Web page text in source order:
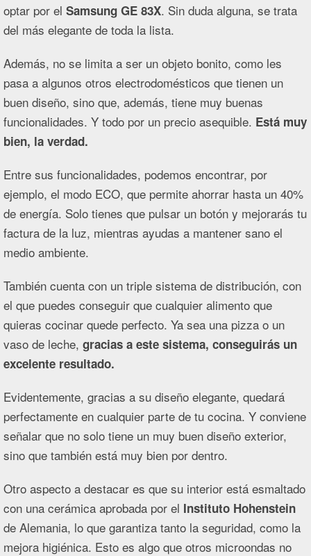
optar por elSamsung GE 83X. Sin duda alguna, se trata
del más elegante de toda la lista.
Además, no se limita a ser un objeto bonito, como les
pasa a algunos otros electrodomésticos que tienen un
buen diseño, sino que, además, tiene muy buenas
funcionalidades. Y todo por un precio asequible. Está muy
bien, la verdad.
Entre sus funcionalidades, podemos encontrar, por
ejemplo, el modo ECO, que permite ahorrar hasta un 40%
de energía. Solo tienes que pulsar un botón y mejorarás tu
factura de la luz, mientras ayudas a mantener sano el
medio ambiente.
También cuenta con un triple sistema de distribución, con
el que puedes conseguir que cualquier alimento que
quieras cocinar quede perfecto. Ya sea una pizza o un
vaso de leche,gracias a este sistema, conseguirás un
excelente resultado.
Evidentemente, gracias a su diseño elegante, quedará
perfectamente en cualquier parte de tu cocina. Y conviene
señalar que no solo tiene un muy buen diseño exterior,
sino que también está muy bien por dentro.
Otro aspecto a destacar es que su interior está esmaltado
con una cerámica aprobada por el Instituto Hohenstein
de Alemania, lo que garantiza tanto la seguridad, como la
mejora higiénica. Esto es algo que otros microondas no